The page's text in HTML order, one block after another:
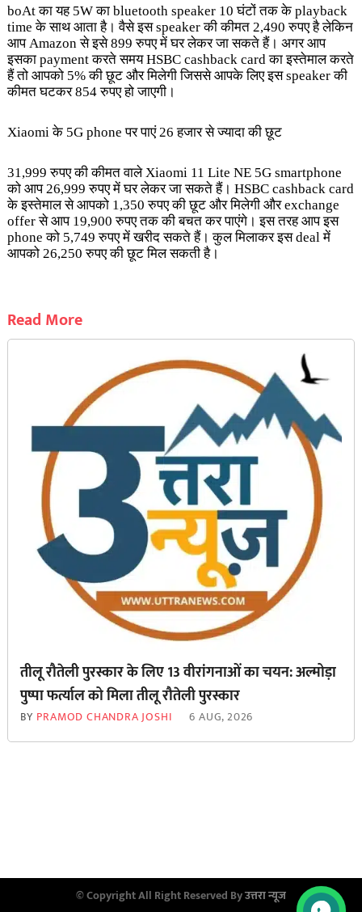
boAt का यह 5W का bluetooth speaker 10 घंटों तक के playback
time के साथ आता है। वैसे इस speaker की कीमत 2,490 रुपए है लेकिन
आप Amazon से इसे 899 रुपए में घर लेकर जा सकते हैं। अगर आप
इसका payment करते समय HSBC cashback card का इस्तेमाल करते
हैं तो आपको 5% की छूट और मिलेगी जिससे आपके लिए इस speaker की
कीमत घटकर 854 रुपए हो जाएगी।
Xiaomi के 5G phone पर पाएं 26 हजार से ज्यादा की छूट
31,999 रुपए की कीमत वाले Xiaomi 11 Lite NE 5G smartphone
को आप 26,999 रुपए में घर लेकर जा सकते हैं। HSBC cashback card
के इस्तेमाल से आपको 1,350 रुपए की छूट और मिलेगी और exchange
offer से आप 19,900 रुपए तक की बचत कर पाएंगे। इस तरह आप इस
phone को 5,749 रुपए में खरीद सकते हैं। कुल मिलाकर इस deal में
आपको 26,250 रुपए की छूट मिल सकती है।
Read More
तीलू रौतेली पुरस्कार के लिए 13 वीरांगनाओं का चयन: अल्मोड़ा
पुष्पा फर्त्याल को मिला तीलू रौतेली पुरस्कार
BY PRAMOD CHANDRA JOSHI 6 AUG, 2026
© Copyright All Right Reserved Byउत्तरा न्यूज